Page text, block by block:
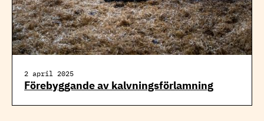
2 april 2025
Förebyggande av kalvningsförlamning